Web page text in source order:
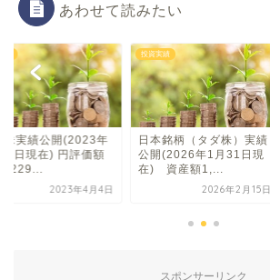
あわせて読みたい
株実績公開(2023年
日現在) 円評価額
2023年4月4日
投資実績
日本銘柄（タダ株）実績
公開(2026年1月31日現
在) 資産額1,...
2026年2月15日
スポンサーリンク